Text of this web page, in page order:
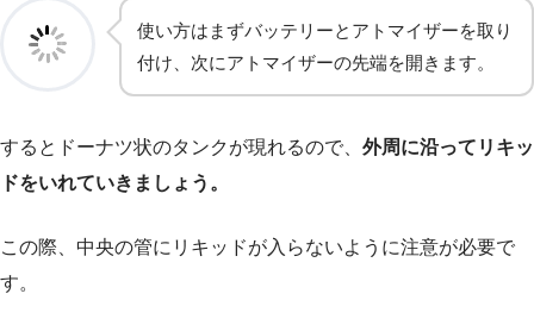
使い方はまずバッテリーとアトマイザーを取り
付け、次にアトマイザーの先端を開きます。
するとドーナツ状のタンクが現れるので、 外周に沿ってリキッ
ドをいれていきましょう。
この際、中央の管にリキッドが入らないように注意が必要で
す。